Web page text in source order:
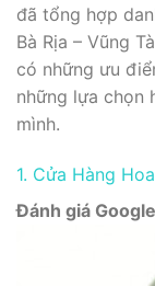
đã tổng hợp
Bà Rịa – Vũng
có những ưu
những lựa chọn
mình.
1. Cửa Hàng
Đánh giá